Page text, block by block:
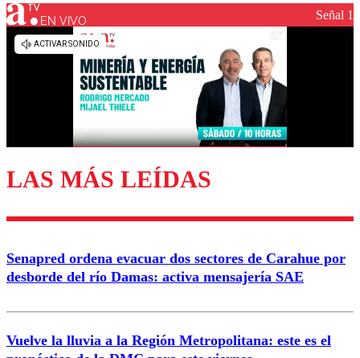
Los comentarios son moderados para garantizar un
Enviar comentario
EN VIVO Señal 1
LAS MÁS LEÍDAS
Senapred ordena evacuar dos sectores de Carahue por
desborde del río Damas: activa mensajería SAE
Vuelve la lluvia a la Región Metropolitana: este es el